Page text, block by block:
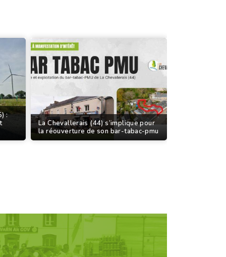
:
La Chevallerais (44) s’implique pour
la réouverture de son bar-tabac-pmu
RENCONTRE